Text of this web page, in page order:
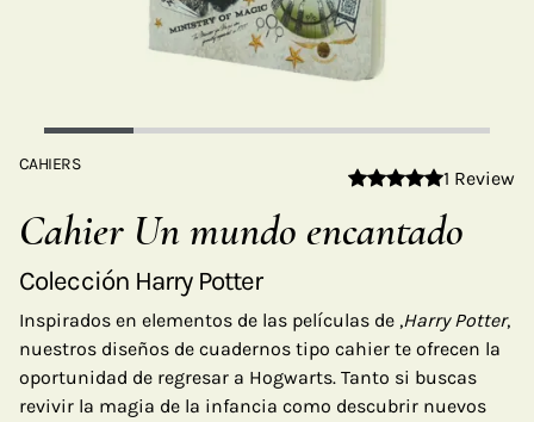
CAHIERS
1 Review
Cahier Un mundo encantado
Colección Harry Potter
Inspirados en elementos de las películas de ,Harry Potter,
nuestros diseños de cuadernos tipo cahier te ofrecen la
oportunidad de regresar a Hogwarts. Tanto si buscas
revivir la magia de la infancia como descubrir nuevos